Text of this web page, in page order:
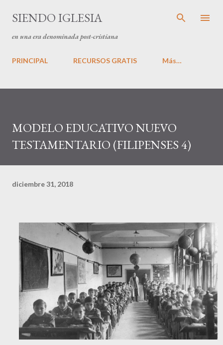
Ir al contenido principal
SIENDO IGLESIA
en una era denominada post-cristiana
PRINCIPAL RECURSOS GRATIS Más…
MODELO EDUCATIVO NUEVO
TESTAMENTARIO (FILIPENSES 4)
diciembre 31, 2018